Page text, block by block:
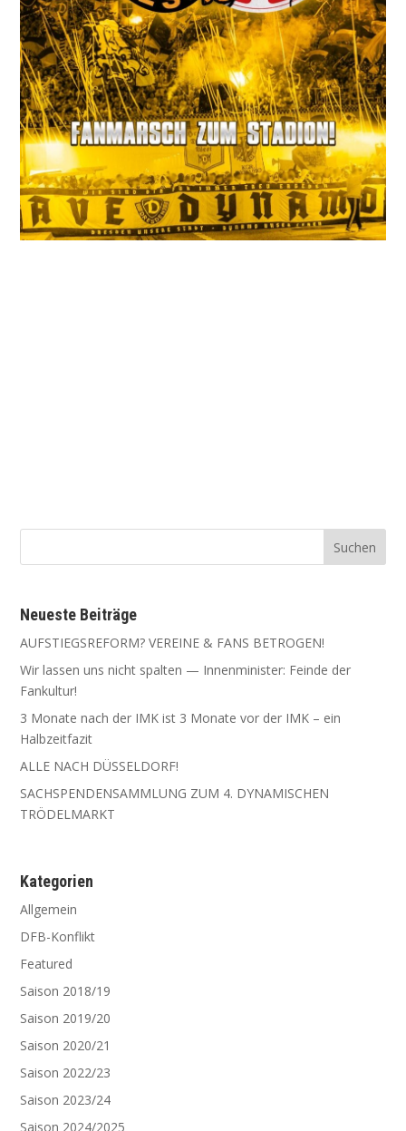
Neu­es­te Beiträge
AUFSTIEGSREFORM? VEREINE & FANS BETROGEN!
Wir las­sen uns nicht spal­ten — Innen­mi­nis­ter: Fein­de der
Fankultur!
3 Mona­te nach der IMK ist 3 Mona­te vor der IMK – ein
Halbzeitfazit
ALLE NACH DÜSSELDORF!
SACHSPENDENSAMMLUNG ZUM 4. DYNAMISCHEN
TRÖDELMARKT
Kate­go­rien
Allgemein
DFB-Konflikt
Featured
Saison 2018/19
Saison 2019/20
Saison 2020/21
Saison 2022/23
Saison 2023/24
Saison 2024/2025